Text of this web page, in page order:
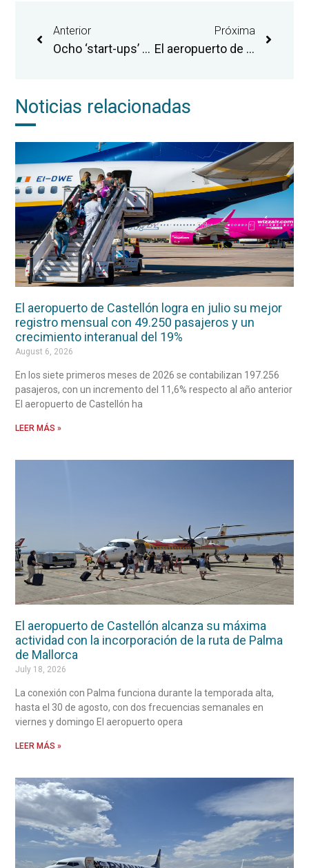
Anterior
Ocho ‘start-ups’ resultan finalistas en la convocatoria del Aeropuerto de Castellón para formar parte de la incubadora de la Agencia Espacial Europea
Próxima
El aeropuerto de Castellón traslada al Consulado de Rumanía su apuesta por el mercado rumano con las rutas de Bucarest y Cluj
Noticias relacionadas
El aeropuerto de Castellón logra en julio su mejor
registro mensual con 49.250 pasajeros y un
crecimiento interanual del 19%
August 6, 2026
En los siete primeros meses de 2026 se contabilizan 197.256
pasajeros, con un incremento del 11,6% respecto al año anterior
El aeropuerto de Castellón ha
LEER MÁS »
El aeropuerto de Castellón alcanza su máxima
actividad con la incorporación de la ruta de Palma
de Mallorca
July 18, 2026
La conexión con Palma funciona durante la temporada alta,
hasta el 30 de agosto, con dos frecuencias semanales en
viernes y domingo El aeropuerto opera
LEER MÁS »